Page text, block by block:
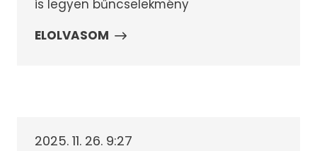
is legyen bűncselekmény
ELOLVASOM
2025. 11. 26. 9:27